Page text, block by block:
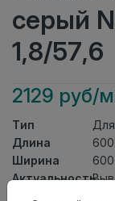
серый
1,8/57,6
2129 руб/
Тип
Длина
600
Ширина
600
Актуальность